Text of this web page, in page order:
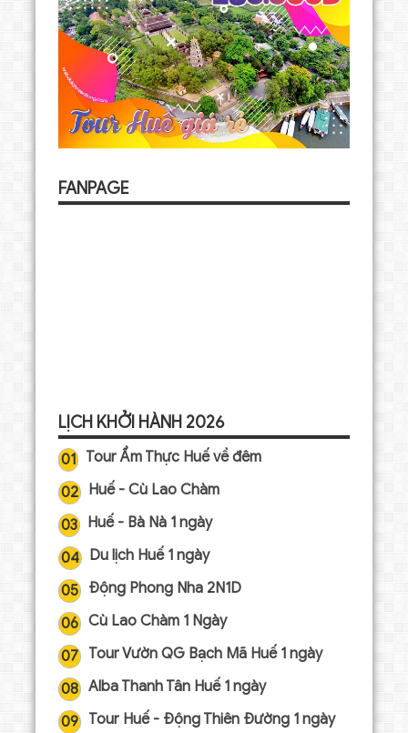
FANPAGE
LỊCH KHỞI HÀNH 2026
01 Tour Ẩm Thực Huế về đêm
02
Huế - Cù Lao Chàm
03
Huế - Bà Nà 1 ngày
04
Du lịch Huế 1 ngày
05 Động Phong Nha 2N1D
06 Cù Lao Chàm 1 Ngày
07 Tour Vườn QG Bạch Mã Huế 1 ngày
08 Alba Thanh Tân Huế 1 ngày
09 Tour Huế - Động Thiên Đường 1 ngày